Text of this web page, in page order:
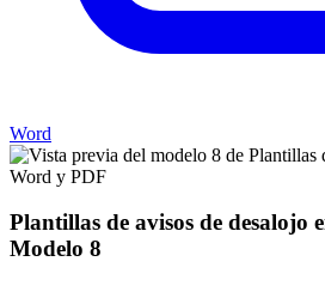
Word
Plantillas de avisos de desalojo
Modelo 8